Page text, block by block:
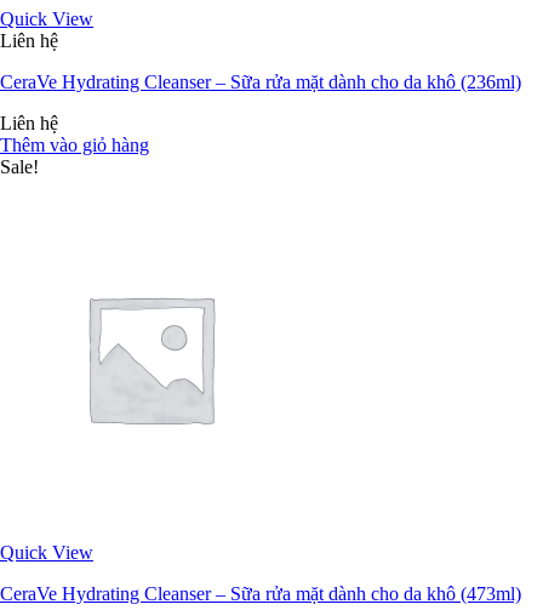
Quick View
Liên hệ
CeraVe Hydrating Cleanser – Sữa rửa mặt dành cho da khô (236ml)
Liên hệ
Thêm vào giỏ hàng
Sale!
Quick View
CeraVe Hydrating Cleanser – Sữa rửa mặt dành cho da khô (473ml)